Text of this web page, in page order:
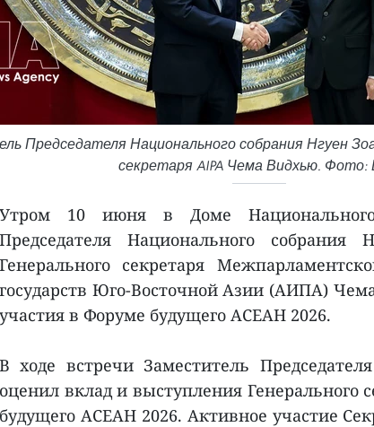
Председателя Национального собрания Нгуен
секретаря AIPA Чема Видхью. Фото:
Утром 10 июня в Доме Национального
Председателя Национального
Генерального секретаря
государств Юго-Восточной Азии (АИПА)
участия в Форуме будущего АСЕАН 2026.
В ходе встречи Заместитель
оценил вклад и выступления Генерального
будущего АСЕАН 2026. Активное участие